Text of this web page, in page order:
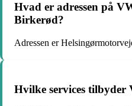
Hvad er adressen på
Birkerød?
Adressen er
Hvilke services